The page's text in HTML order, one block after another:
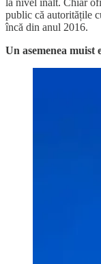
la nivel înalt. Chiar
public că autoritățile
încă din anul 2016.
Un asemenea muist